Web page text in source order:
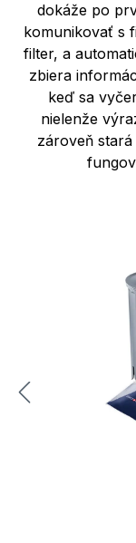
dokáže po
komunikovať s
filter, a
zbiera
keď sa
nielenže
zároveň